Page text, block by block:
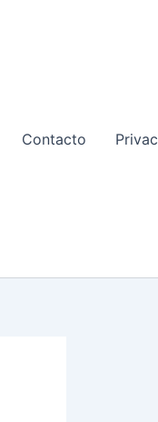
Contacto